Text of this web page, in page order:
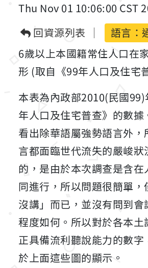
Thu Nov 01 10:06:00 CST
回資源列表
語言：
6歲以上本國籍常住人口在
形 (取自《99年人口及住宅
本表為內政部2010(民國
年人口及住宅普查》的數據
看出除華語屬強勢語言外
言都面臨世代流失的嚴峻狀
的，是由於本次調查是含
同進行，所以問題很簡單
沒講」而已，並沒有問到會
程度如何。所以對於各本土
正具備流利聽說能力的數字
於上面這些圖的顯示。